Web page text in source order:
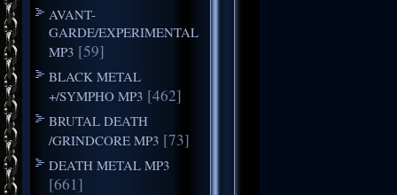
AVANT-
GARDE/EXPERIMENTAL
MP3 [59]
BLACK METAL
+/SYMPHO MP3 [462]
BRUTAL DEATH
/GRINDCORE MP3 [73]
DEATH METAL MP3
[661]